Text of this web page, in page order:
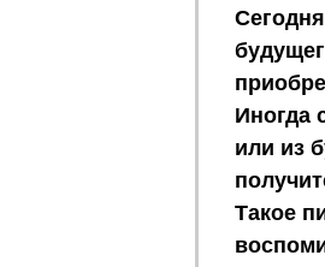
Иногда
или из
Такое